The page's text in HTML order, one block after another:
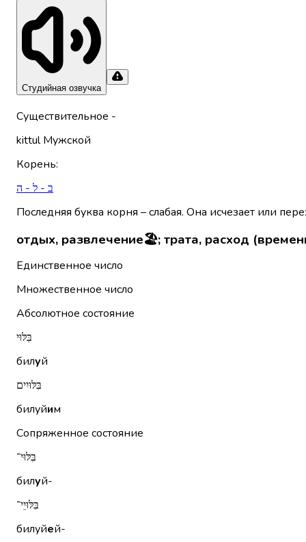
Студийная озвучка
Существительное -
kittul Мужской
Корень:
ב - ל - ה
Последняя буква корня – слабая. Она исчезает или
отдых, развлечение🏖️; трата, расход
Единственное число
Множественное число
Абсолютное состояние
בִּלּוּי
билуй
בִּלּוּיִים
билуйим
Сопряженное состояние
בִּלּוּי־
билуй-
בִּלּוּיֵי־
билуйей-